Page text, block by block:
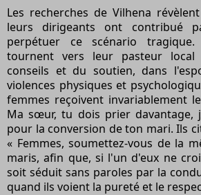
Les recherches de Vilhena
leurs dirigeants ont contribué
perpétuer ce scénario
tournent vers leur pasteur
conseils et du soutien, dans
violences physiques et
femmes reçoivent invariablement
Ma sœur, tu dois prier davantage,
pour la conversion de ton mari. Ils
« Femmes, soumettez-vous de la
maris, afin que, si l'un d'eux ne
soit séduit sans paroles par la
quand ils voient la pureté et le